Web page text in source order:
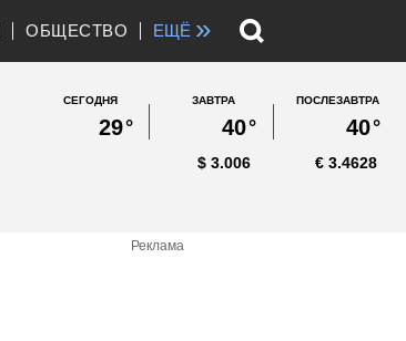
ОБЩЕСТВО ЕЩЁ »
СЕГОДНЯ
29°
ЗАВТРА
40°
ПОСЛЕЗАВТРА
40°
3.006
$ 3.4628
€
Реклама